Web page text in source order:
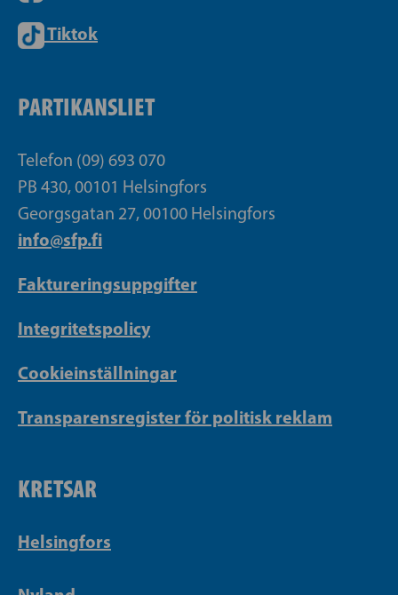
Tiktok
PARTIKANSLIET
Telefon (09) 693 070
PB 430, 00101 Helsingfors
Georgsgatan 27, 00100 Helsingfors
info@sfp.fi
Faktureringsuppgifter
Integritetspolicy
Cookieinställningar
Transparensregister för politisk reklam
KRETSAR
Helsingfors